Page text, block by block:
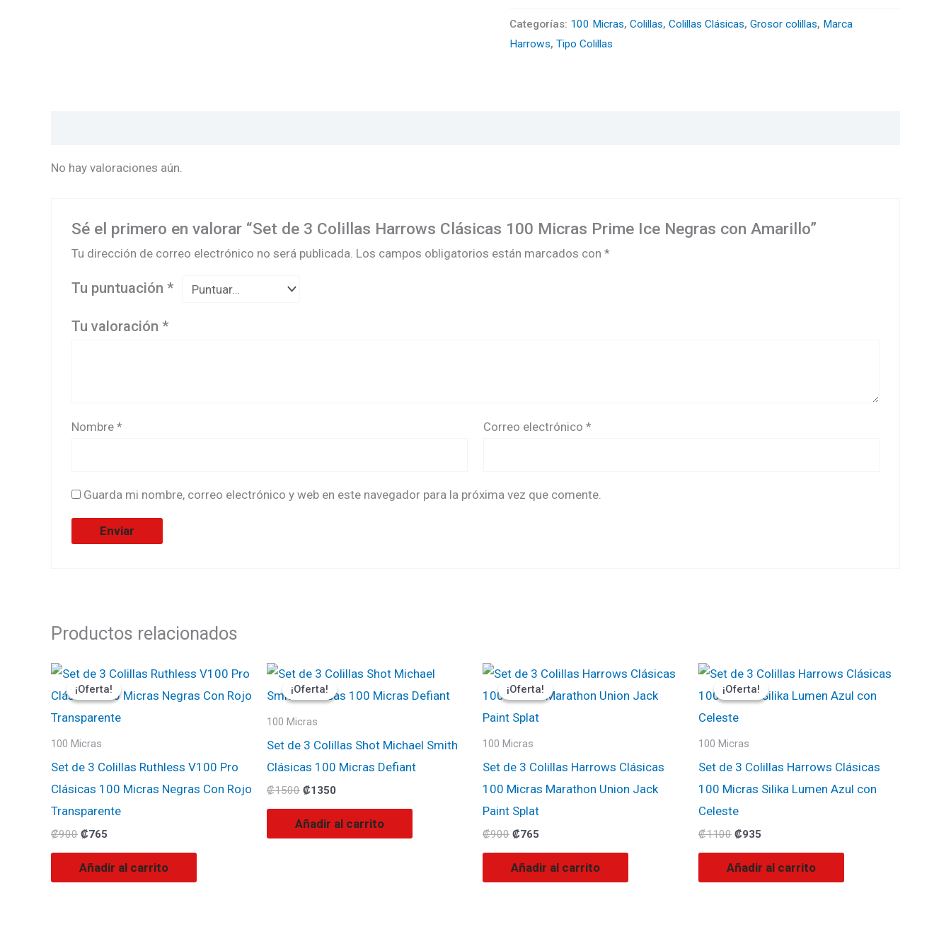
Negras
con
Categorías: 100 Micras, Colillas, Colillas Clásicas, Grosor colillas, Marca
Harrows, Tipo Colillas
No hay valoraciones aún.
Sé el primero en valorar “Set de 3 Colillas Harrows Clásicas 100 Micras Prime Ice Negras con Amarillo”
Tu dirección de correo electrónico no será publicada. Los campos obligatorios están marcados con*
Tu puntuación*
Tu valoración*
Nombre* Correo electrónico*
Guarda mi nombre, correo electrónico y web en este navegador para la próxima vez que comente.
Productos relacionados
¡Oferta!
¡Oferta!
100 Micras
Set de 3 Colillas Ruthless V100 Pro
Clásicas 100 Micras Negras Con Rojo
Transparente
₡900
El
precio
original
₡900.
₡765
El
precio
actual
₡765.
Añadir al carrito
¡Oferta!
¡Oferta!
100 Micras
Set de 3 Colillas Shot Michael Smith
Clásicas 100 Micras Defiant
₡1500
El
precio
original
₡1500.
₡1350
El
precio
actual
Añadir al carrito
¡Oferta!
¡Oferta!
100 Micras
Set de 3 Colillas Harrows Clásicas
100 Micras Marathon Union Jack
Paint Splat
₡900
El
precio
original
₡900.
₡765
El
precio
actual
₡765.
Añadir al carrito
¡Oferta!
¡Oferta!
100 Micras
Set de 3 Colillas Harrows Clásicas
100 Micras Silika Lumen Azul con
Celeste
₡1100
El
precio
original
₡1100.
₡935
El
precio
actual
Añadir al carrito